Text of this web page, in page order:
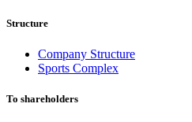
Structure
Company Structure
Sports Complex
To shareholders